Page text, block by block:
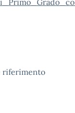
riferimento